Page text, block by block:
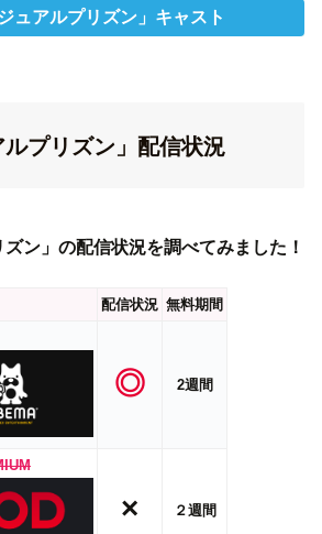
ュアルプリズン」キャスト
ルプリズン」配信状況
ズン」の配信状況を調べてみました！
配信状況 無料期間
◎ 2週間
× ２週間